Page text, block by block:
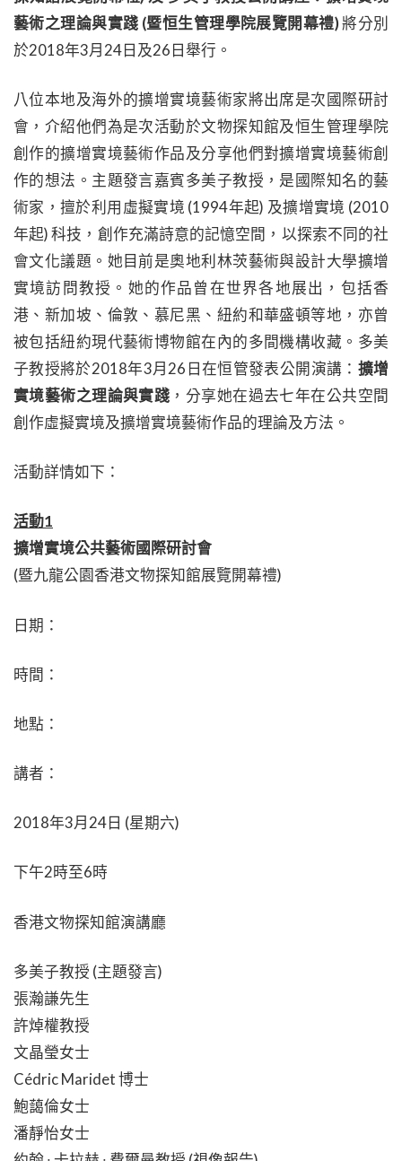
藝術之理論與實踐 (暨恒生管理學院展覽開幕禮)將分別
於2018年3月24日及26日舉行。
八位本地及海外的擴增實境藝術家將出席是次國際研討
會，介紹他們為是次活動於文物探知館及恒生管理學院
創作的擴增實境藝術作品及分享他們對擴增實境藝術創
作的想法。主題發言嘉賓多美子教授，是國際知名的藝
術家，擅於利用虛擬實境 (1994年起) 及擴增實境 (2010
年起) 科技，創作充滿詩意的記憶空間，以探索不同的社
會文化議題。她目前是奧地利林茨藝術與設計大學擴增
實境訪問教授。她的作品曾在世界各地展出，包括香
港、新加坡、倫敦、慕尼黑、紐約和華盛頓等地，亦曾
被包括紐約現代藝術博物館在內的多間機構收藏。多美
子教授將於2018年3月26日在恒管發表公開演講： 擴增
實境藝術之理論與實踐 ，分享她在過去七年在公共空間
創作虛擬實境及擴增實境藝術作品的理論及方法。
活動詳情如下：
活動1
擴增實境公共藝術國際研討會
(暨九龍公園香港文物探知館展覽開幕禮)
日期：
時間：
地點：
講者：
2018年3月24日 (星期六)
下午2時至6時
香港文物探知館演講廳
多美子教授 (主題發言)
張瀚謙先生
許焯權教授
文晶瑩女士
Cédric Maridet 博士
鮑藹倫女士
潘靜怡女士